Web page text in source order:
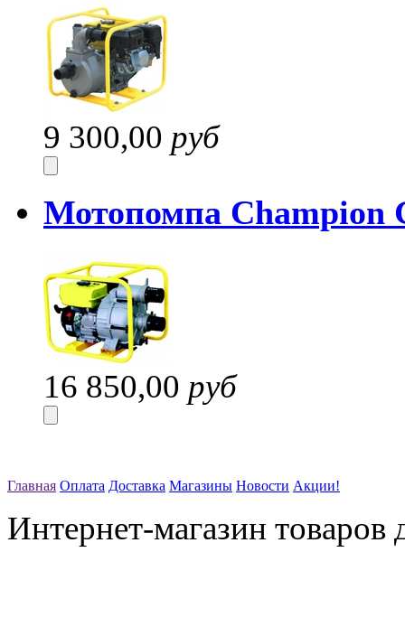
9 300,00 руб
Мотопомпа Champion
16 850,00 руб
Главная Оплата Доставка Магазины Новости Акции!
Интернет-магазин